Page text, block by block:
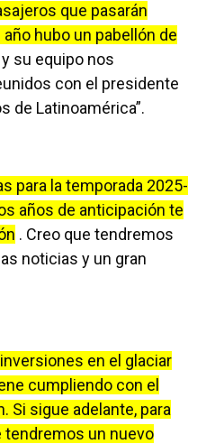
que pasarán
hubo un pabellón de
su equipo nos
con el presidente
de Latinoamérica”.
para la temporada 2025-
años de anticipación te
. Creo que tendremos
noticias y un gran
en el glaciar
cumpliendo con el
Si sigue adelante, para
tendremos un nuevo